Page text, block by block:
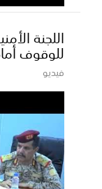
اللجنة
للوقوف
فيديو